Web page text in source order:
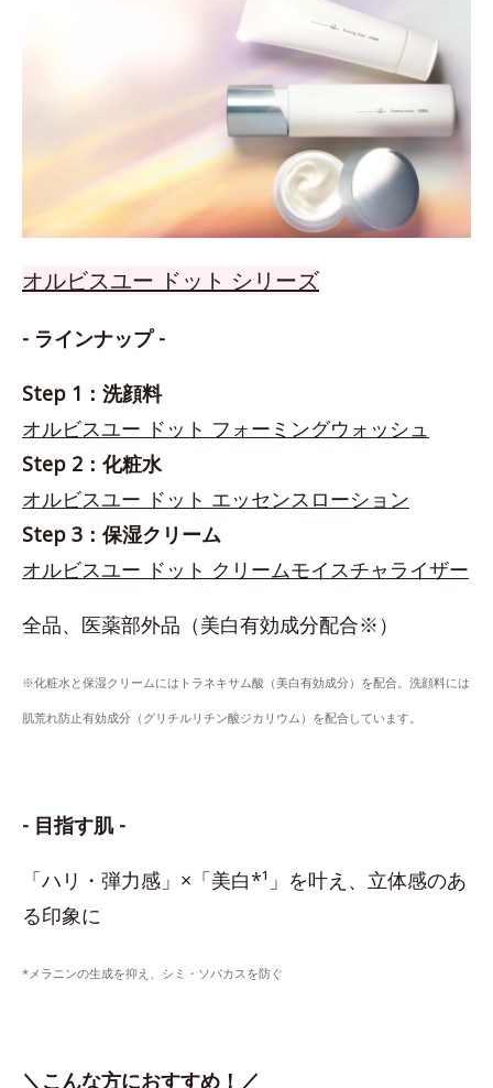
オルビスユー ドット シリーズ
- ラインナップ -
Step 1：洗顔料
オルビスユー ドット フォーミングウォッシュ
Step 2：化粧水
オルビスユー ドット エッセンスローション
Step 3：保湿クリーム
オルビスユー ドット クリームモイスチャライザー
全品、医薬部外品（美白有効成分配合※）
※化粧水と保湿クリームにはトラネキサム酸（美白有効成分）を配合。洗顔料には
肌荒れ防止有効成分（グリチルリチン酸ジカリウム）を配合しています。
- 目指す肌 -
「ハリ・弾力感」×「美白*¹」を叶え、立体感のあ
る印象に
*メラニンの生成を抑え、シミ・ソバカスを防ぐ
＼こんな方におすすめ！／